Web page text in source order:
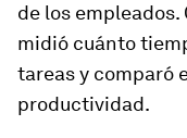
de los
midió cuánto
tareas y comparó
productividad.